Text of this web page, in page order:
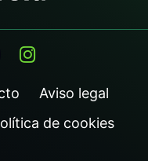
Aviso legal
de cookies